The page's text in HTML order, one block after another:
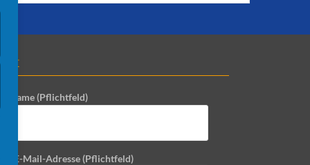
Name (Pflichtfeld)
E-Mail-Adresse (Pflichtfeld)